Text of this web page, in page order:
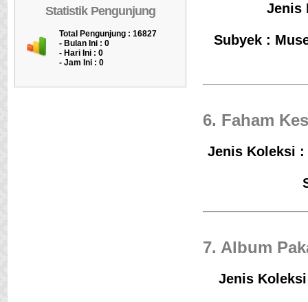
Statistik Pengunjung
Total Pengunjung : 16827
- Bulan Ini : 0
- Hari Ini : 0
- Jam Ini : 0
Jenis
Subyek :
6. Faham
Jenis Koleksi :
7. Album
Jenis